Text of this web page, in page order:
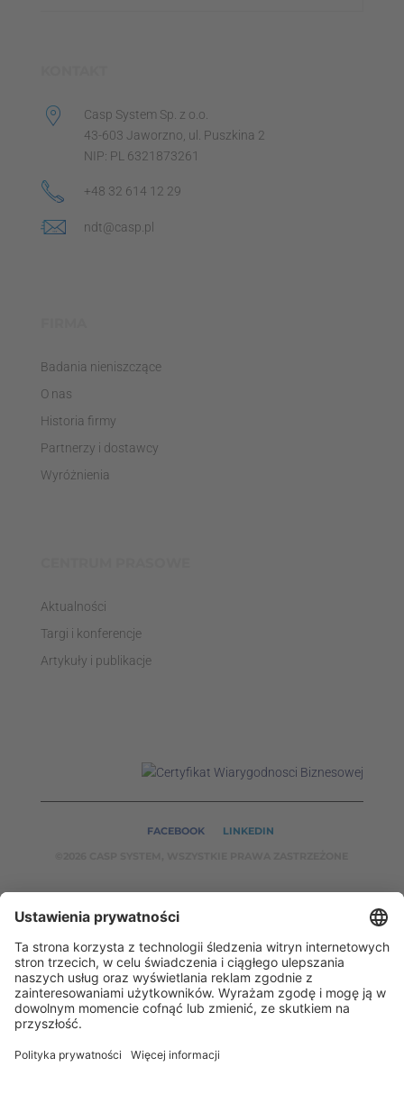
Casp System Sp. z o.o.
43-603 Jaworzno, ul. Puszkina 2
NIP: PL 6321873261
+48 32 614 12 29
ndt@casp.pl
Badania nieniszczące
O nas
Historia firmy
Partnerzy i dostawcy
Wyróżnienia
Aktualności
Targi i konferencje
Artykuły i publikacje
FACEBOOK
LINKEDIN
CASPSYSTEM.PL
AUTOMATYKA24.PL
WZORCENDT.P
L
BINAR24.PL EH24.PL
CASP System – Twój partner w dziedzinie Badań